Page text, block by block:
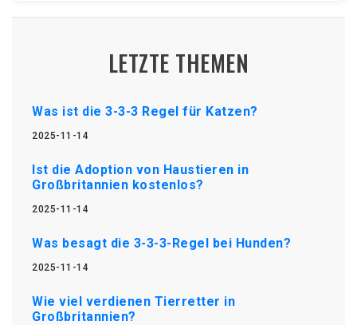
LETZTE THEMEN
Was ist die 3-3-3 Regel für Katzen?
2025-11-14
Ist die Adoption von Haustieren in
Großbritannien kostenlos?
2025-11-14
Was besagt die 3-3-3-Regel bei Hunden?
2025-11-14
Wie viel verdienen Tierretter in
Großbritannien?